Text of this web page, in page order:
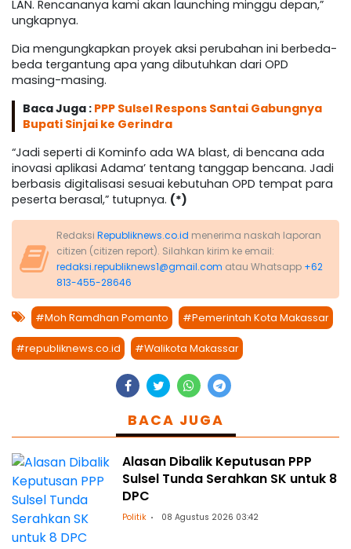
LAN. Rencananya kami akan launching minggu depan,”
ungkapnya.
Dia mengungkapkan proyek aksi perubahan ini berbeda-
beda tergantung apa yang dibutuhkan dari OPD
masing-masing.
Baca Juga : PPP Sulsel Respons Santai Gabungnya
Bupati Sinjai ke Gerindra
“Jadi seperti di Kominfo ada WA blast, di bencana ada
inovasi aplikasi Adama’ tentang tanggap bencana. Jadi
berbasis digitalisasi sesuai kebutuhan OPD tempat para
peserta berasal,” tutupnya. (*)
Redaksi Republiknews.co.id menerima naskah laporan
citizen (citizen report). Silahkan kirim ke email:
redaksi.republiknews1@gmail.com atau Whatsapp +62
813-455-28646
#Moh Ramdhan Pomanto #Pemerintah Kota Makassar
#republiknews.co.id #Walikota Makassar
BACA JUGA
Alasan Dibalik Keputusan PPP
Sulsel Tunda Serahkan SK untuk 8
DPC
Politik 08 Agustus 2026 03:42